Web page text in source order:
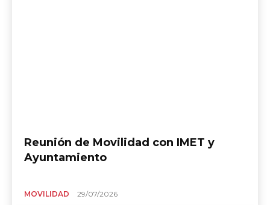
Reunión de Movilidad con IMET y
Ayuntamiento
MOVILIDAD 29/07/2026